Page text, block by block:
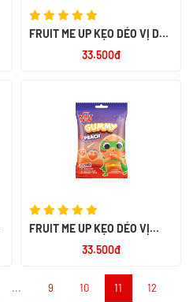
FRUIT ME UP KẸO DẺO VỊ DÂU
33.500đ
FRUIT ME UP KẸO DẺO VỊ
33.500đ
... 9 10 11 12